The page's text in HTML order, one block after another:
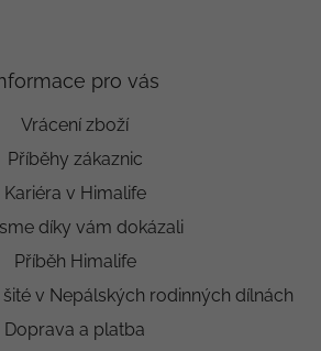
pro vás
Vrácení zboží
Příběhy zákaznic
Kariéra v Himalife
díky vám dokázali
Příběh Himalife
v Nepálských rodinných dílnách
Doprava a platba